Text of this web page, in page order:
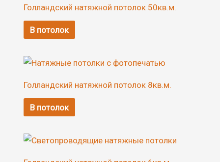
Голландский натяжной потолок 50кв.м.
В потолок
Голландский натяжной потолок 8кв.м.
В потолок